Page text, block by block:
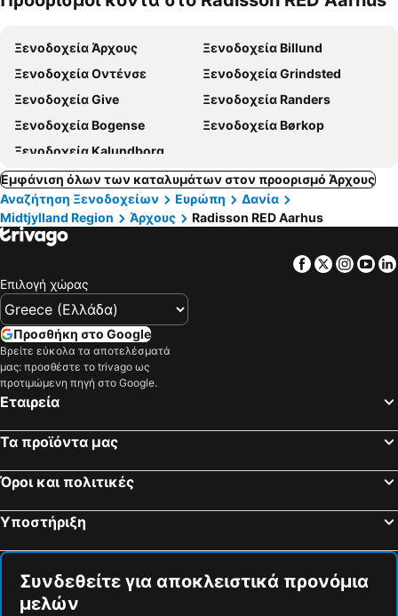
κατοικίδι
Ξενοδοχεία Άρχους
Ξενοδοχεία Billund
Ξενοδοχεία Οντένσε
Ξενοδοχεία Grindsted
Ξενοδοχεία Give
Ξενοδοχεία Randers
Ξενοδοχεία Bogense
Ξενοδοχεία Børkop
Ξενοδοχεία Kalundborg
Εμφάνιση όλων των καταλυμάτων στον προορισμό Άρχους
Αναζήτηση Ξενοδοχείων
Ευρώπη
Δανία
Midtjylland Region
Άρχους Radisson RED Aarhus
Facebook
Twitter
Επιλογή χώρας
Προσθήκη στο Google
Βρείτε εύκολα τα αποτελέσματά
μας: προσθέστε το trivago ως
προτιμώμενη πηγή στο Google.
Εταιρεία
Τα προϊόντα μας
Όροι και πολιτικές
Υποστήριξη
Συνδεθείτε για αποκλειστικά προνόμια
μελών